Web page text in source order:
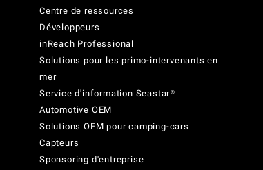
Centre de ressources
Développeurs
inReach Professional
Solutions pour les primo-intervenants en
mer
Service d'information Seastar®
Automotive OEM
Solutions OEM pour camping-cars
Capteurs
Sponsoring d'entreprise